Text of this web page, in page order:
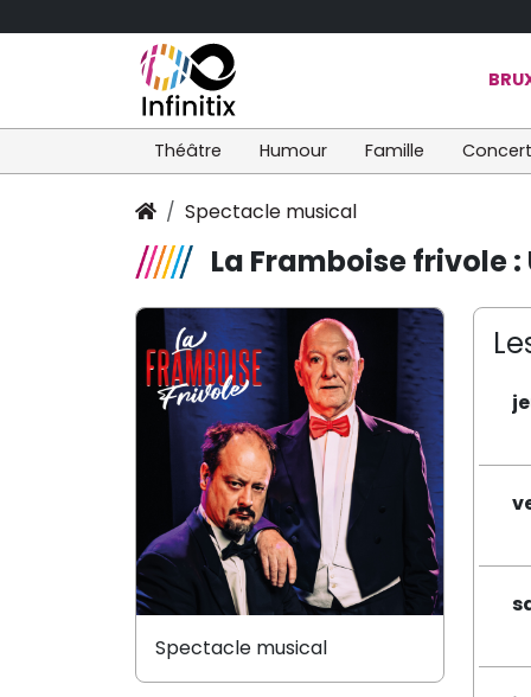
Théâtre Humour Famille Concert
Spectacle musical
La Framboise frivole :
Spectacle musical